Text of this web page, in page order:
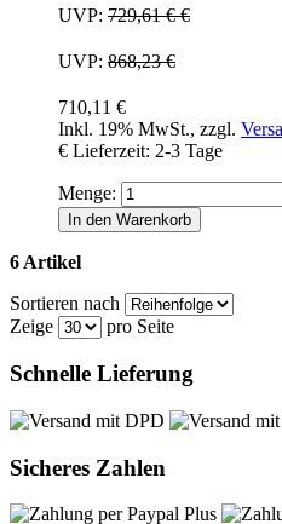
UVP: 729,61 €€
UVP: 868,23 €
710,11 €
Inkl. 19% MwSt., zzgl.
€ Lieferzeit: 2-3 Tage
Menge:
In den Warenkorb
6 Artikel
Sortieren nach
Zeige
pro Seite
Schnelle Lieferung
Sicheres Zahlen